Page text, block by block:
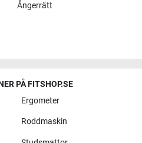
Ångerrätt
PÅ FITSHOP.SE
Ergometer
Roddmaskin